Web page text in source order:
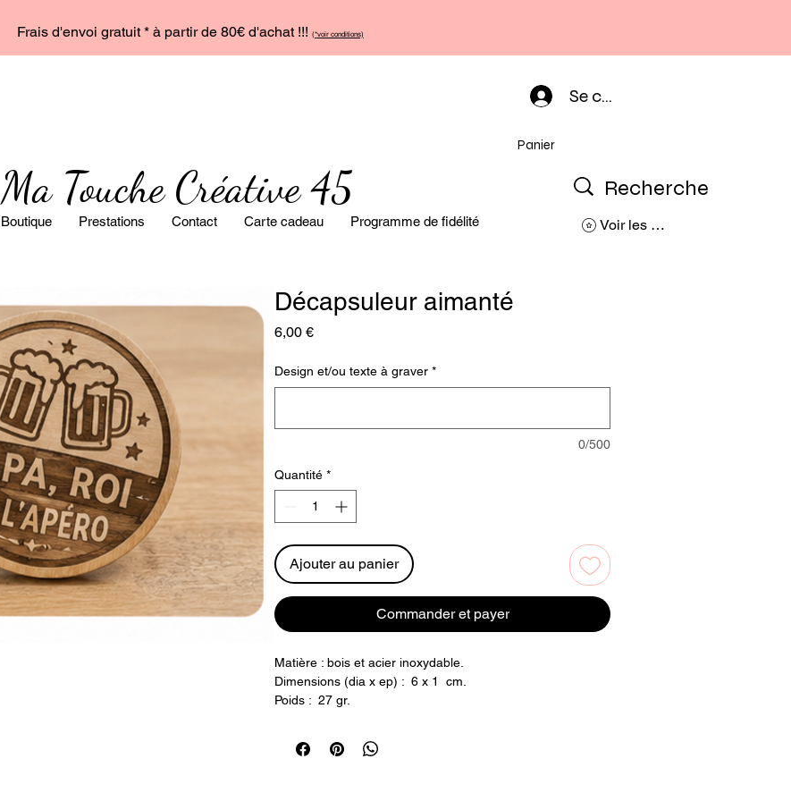
Frais d'envoi gratuit * à partir de 80€ d'achat !!! (*voir conditions)
Ma Touche Créative 45
Boutique Prestations Contact Carte cadeau Programme de fidélité
Se connecter
Panier
Voir les points
Décapsuleur aimanté
6,00 €Prix
Design et/ou texte à graver *
0/500
Quantité *
Ajouter au panier
Commander et payer
Matière : bois et acier inoxydable.
Dimensions (dia x ep) : 6 x 1 cm.
Poids : 27 gr.